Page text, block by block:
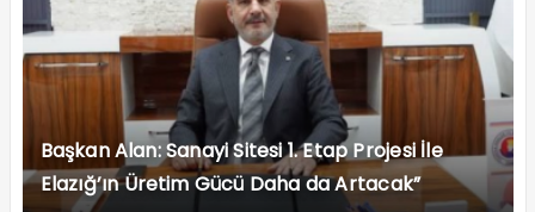
Başkan Alan: Sanayi Sitesi 1. Etap Projesi İle
Elazığ’ın Üretim Gücü Daha da Artacak”